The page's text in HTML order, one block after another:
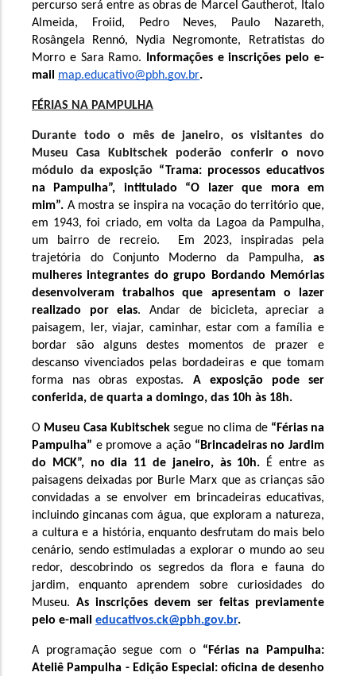
percurso será entre as obras de Marcel Gautherot, Italo
Almeida, Froiid, Pedro Neves, Paulo Nazareth,
Rosângela Rennó, Nydia Negromonte, Retratistas do
Morro e Sara Ramo. Informações e inscrições pelo e-
mail map.educativo@pbh.gov.br.
FÉRIAS NA PAMPULHA
Durante todo o mês de janeiro, os visitantes do
Museu Casa Kubitschek poderão conferir o novo
módulo da exposição “Trama: processos educativos
na Pampulha”, intitulado “O lazer que mora em
mim”. A mostra se inspira na vocação do território que,
em 1943, foi criado, em volta da Lagoa da Pampulha,
um bairro de recreio.  Em 2023, inspiradas pela
trajetória do Conjunto Moderno da Pampulha, as
mulheres integrantes do grupo Bordando Memórias
desenvolveram trabalhos que apresentam o lazer
realizado por elas. Andar de bicicleta, apreciar a
paisagem, ler, viajar, caminhar, estar com a família e
bordar são alguns destes momentos de prazer e
descanso vivenciados pelas bordadeiras e que tomam
forma nas obras expostas. A exposição pode ser
conferida, de quarta a domingo, das 10h às 18h.
O Museu Casa Kubitschek segue no clima de “Férias na
Pampulha” e promove a ação “Brincadeiras no Jardim
do MCK”, no dia 11 de janeiro, às 10h. É entre as
paisagens deixadas por Burle Marx que as crianças são
convidadas a se envolver em brincadeiras educativas,
incluindo gincanas com água, que exploram a natureza,
a cultura e a história, enquanto desfrutam do mais belo
cenário, sendo estimuladas a explorar o mundo ao seu
redor, descobrindo os segredos da flora e fauna do
jardim, enquanto aprendem sobre curiosidades do
Museu. As inscrições devem ser feitas previamente
pelo e-mail educativos.ck@pbh.gov.br.
A programação segue com o “Férias na Pampulha:
Ateliê Pampulha - Edição Especial: oficina de desenho